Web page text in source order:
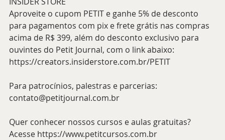
Aproveite o cupom PETIT e ganhe 5% de desconto
para pagamentos com pix e frete grátis nas compras
acima de R$ 399, além do desconto exclusivo para
ouvintes do Petit Journal, com o link abaixo:
https://creators.insiderstore.com.br/PETIT
Para patrocínios, palestras e parcerias:
contato@petitjournal.com.br
Quer conhecer nossos cursos e aulas gratuitas?
Acesse https://www.petitcursos.com.br